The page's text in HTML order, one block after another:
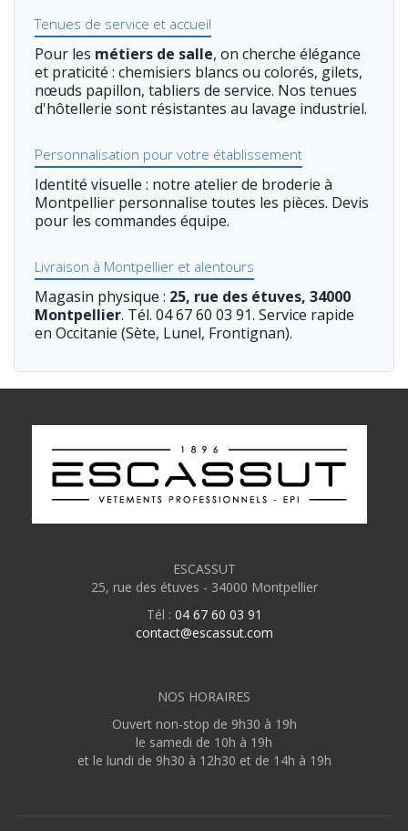
Tenues de service et accueil
Pour les métiers de salle, on cherche élégance
et praticité : chemisiers blancs ou colorés, gilets,
nœuds papillon, tabliers de service. Nos tenues
d'hôtellerie sont résistantes au lavage industriel.
Personnalisation pour votre établissement
Identité visuelle : notre atelier de broderie à
Montpellier personnalise toutes les pièces. Devis
pour les commandes équipe.
Livraison à Montpellier et alentours
Magasin physique : 25, rue des étuves, 34000
Montpellier. Tél. 04 67 60 03 91. Service rapide
en Occitanie (Sète, Lunel, Frontignan).
ESCASSUT
25, rue des étuves - 34000 Montpellier
Tél : 04 67 60 03 91
contact@escassut.com
NOS HORAIRES
Ouvert non-stop de 9h30 à 19h
le samedi de 10h à 19h
et le lundi de 9h30 à 12h30 et de 14h à 19h